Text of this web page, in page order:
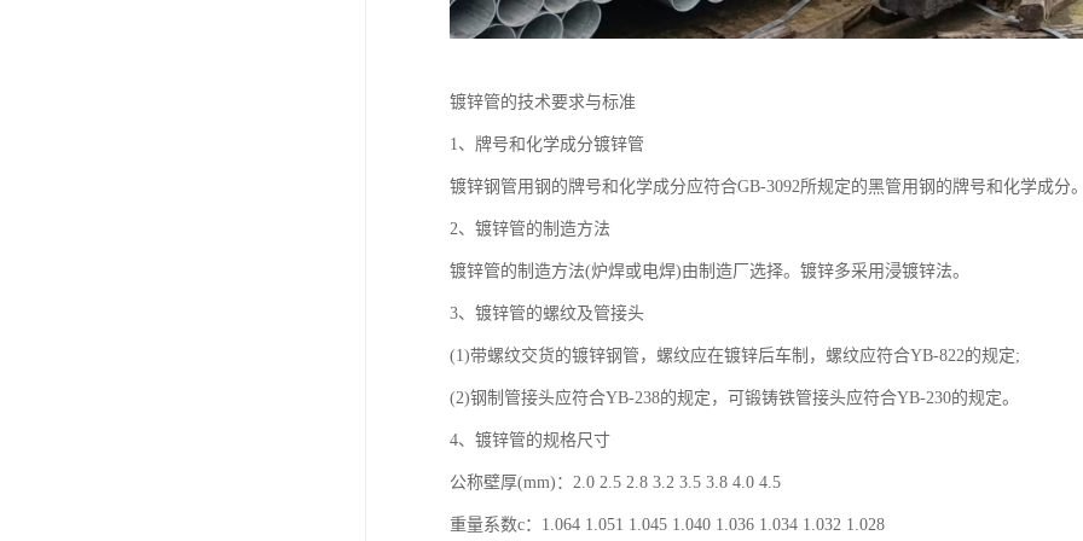
镀锌管的技术要求与标准
1、牌号和化学成分镀锌管
镀锌钢管用钢的牌号和化学成分应符合GB-3092所规定的黑管用钢的牌号和化学成分
2、镀锌管的制造方法
镀锌管的制造方法(炉焊或电焊)由制造厂选择。镀锌多采用浸镀锌法。
3、镀锌管的螺纹及管接头
(1)带螺纹交货的镀锌钢管，螺纹应在镀锌后车制，螺纹应符合YB-822的规定;
(2)钢制管接头应符合YB-238的规定，可锻铸铁管接头应符合YB-230的规定。
4、镀锌管的规格尺寸
公称壁厚(mm)：2.0 2.5 2.8 3.2 3.5 3.8 4.0 4.5
重量系数c：1.064 1.051 1.045 1.040 1.036 1.034 1.032 1.028